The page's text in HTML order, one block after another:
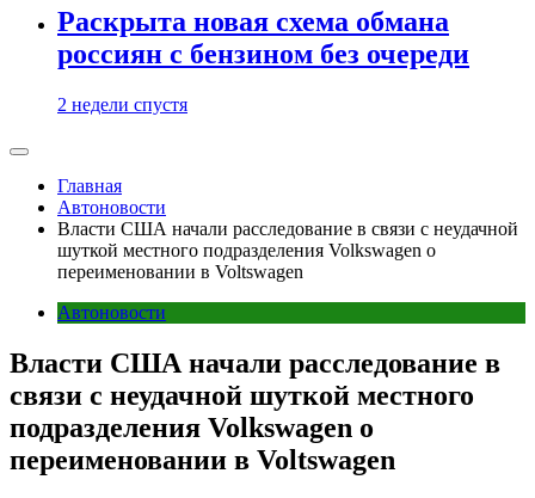
Раскрыта новая схема обмана
россиян с бензином без очереди
2 недели спустя
Главная
Автоновости
Власти США начали расследование в связи с неудачной
шуткой местного подразделения Volkswagen о
переименовании в Voltswagen
Автоновости
Власти США начали расследование в
связи с неудачной шуткой местного
подразделения Volkswagen о
переименовании в Voltswagen